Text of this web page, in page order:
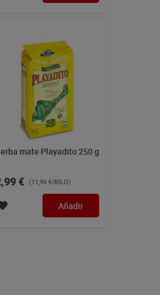
mate Playadito 250 g
€ (11,96 €/KILO)
Añadir